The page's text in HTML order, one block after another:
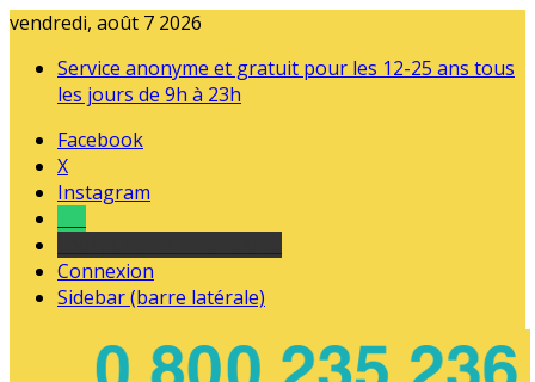
vendredi, août 7 2026
Service anonyme et gratuit pour les 12-25 ans tous
les jours de 9h à 23h
Facebook
X
Instagram
Connexion
Sidebar (barre latérale)